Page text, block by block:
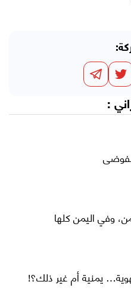
:
وفي اليمن كلها
يمنية أم غير ذلك؟!